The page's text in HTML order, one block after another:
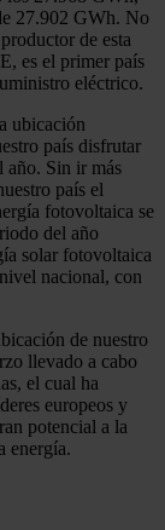
27.902 GWh. No
de esta
es el primer país
eléctrico.
ubicación
país disfrutar
año. Sin ir más
país el
fotovoltaica se
del año
solar fotovoltaica
nacional, con
de nuestro
llevado a cabo
el cual ha
europeos y
potencial a la
energía.